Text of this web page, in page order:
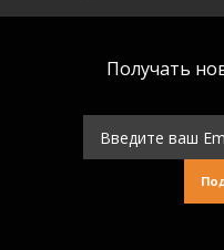
Получать